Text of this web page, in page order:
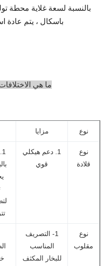
باسكال ، يتم عادة
ما هي الاختلافات بين Superheater و Reheater؟
1. دعم هيكلي
1.
يحتاج
لتطهير
1- التصريف
المناسب
للبخار المكثف
1.
خاصة